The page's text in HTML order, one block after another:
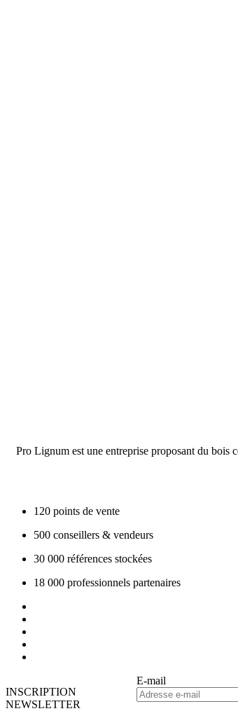
Pro Lignum est une entreprise proposant du bois
120 points de vente
500 conseillers & vendeurs
30 000 références stockées
18 000 professionnels partenaires
INSCRIPTION
NEWSLETTER
E-mail